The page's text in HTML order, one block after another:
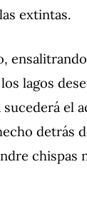
extintas.
lagos
detrás
chispas